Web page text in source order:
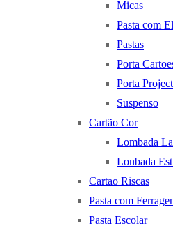
Micas
Pasta com
Pastas
Porta
Porta
Suspenso
Cartão Cor
Lombada
Lonbada
Cartao Riscas
Pasta com
Pasta Escolar